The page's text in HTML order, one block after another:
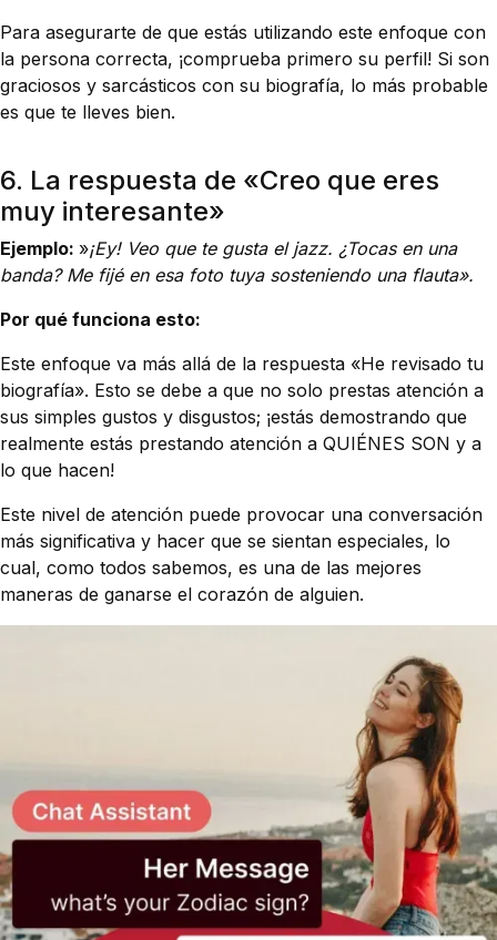
Para asegurarte de que estás utilizando este enfoque con
la persona correcta, ¡comprueba primero su perfil! Si son
graciosos y sarcásticos con su biografía, lo más probable
es que te lleves bien.
6. La respuesta de «Creo que eres
muy interesante»
Ejemplo: »¡Ey! Veo que te gusta el jazz. ¿Tocas en una
banda? Me fijé en esa foto tuya sosteniendo una flauta».
Por qué funciona esto:
Este enfoque va más allá de la respuesta «He revisado tu
biografía». Esto se debe a que no solo prestas atención a
sus simples gustos y disgustos; ¡estás demostrando que
realmente estás prestando atención a QUIÉNES SON y a
lo que hacen!
Este nivel de atención puede provocar una conversación
más significativa y hacer que se sientan especiales, lo
cual, como todos sabemos, es una de las mejores
maneras de ganarse el corazón de alguien.